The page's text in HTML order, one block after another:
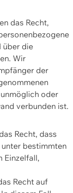
das Recht,
über die
Wir
der
oder
verbunden ist.
Recht, dass
bestimmten
Einzelfall,
Recht auf